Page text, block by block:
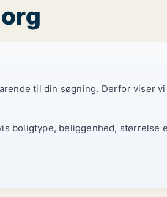
til din søgning. Derfor viser
boligtype, beliggenhed,